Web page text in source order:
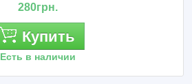
280грн.
Купить
Есть в наличии